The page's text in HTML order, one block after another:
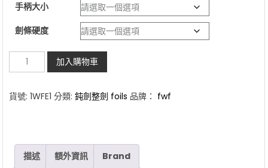
到
NT$6,300
手柄大小
劍條硬度
國
BF
鈍
加入購物車
貨號:1WFE1 分類:鈍劍整劍 foils 品牌： fwf
描述 額外資訊 Brand